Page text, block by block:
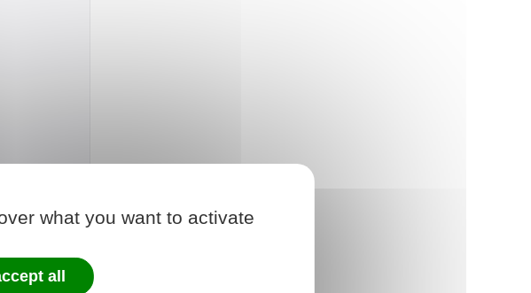
what you want to activate
all